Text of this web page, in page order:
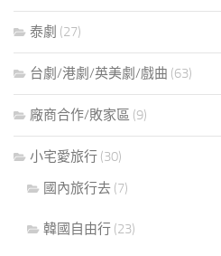
泰劇 (27)
台劇/港劇/英美劇/戲曲 (63)
廠商合作/敗家區 (9)
小宅愛旅行 (30)
國內旅行去 (7)
韓國自由行 (23)